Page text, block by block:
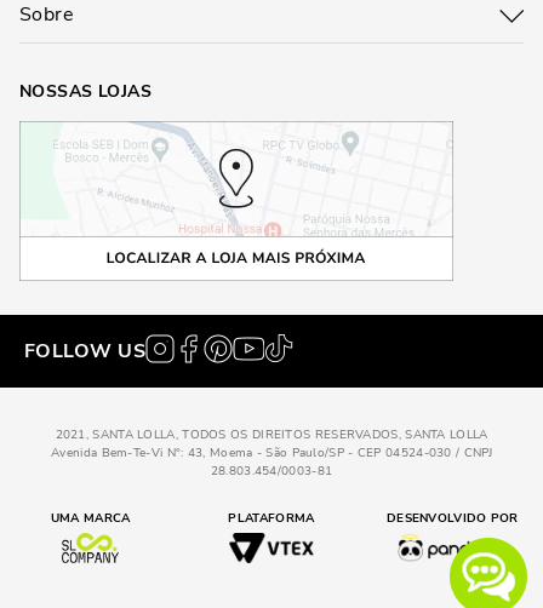
Sobre
NOSSAS LOJAS
FOLLOW US
2021, SANTA LOLLA, TODOS OS DIREITOS RESERVADOS, SANTA LOLLA
Avenida Bem-Te-Vi N°: 43, Moema - São Paulo/SP - CEP 04524-030 / CNPJ
28.803.454/0003-81
UMA MARCA PLATAFORMA DESENVOLVIDO POR